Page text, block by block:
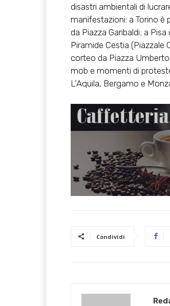
disastri ambientali di
manifestazioni: a Torino è
da Piazza Garibaldi; a
Piramide Cestia (Piazzale
corteo da Piazza
mob e momenti di
L’Aquila, Bergamo e
Condividi